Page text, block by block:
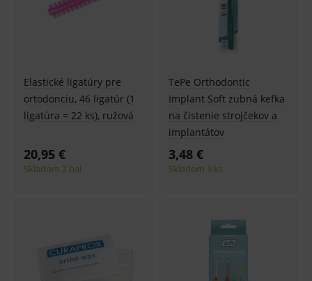
Elastické ligatúry pre
ortodonciu, 46 ligatúr (1
ligatúra = 22 ks), ružová
20,95 €
Skladom 2 bal
TePe Orthodontic
Implant Soft zubná kefka
na čistenie strojčekov a
implantátov
3,48 €
Skladom 3 ks